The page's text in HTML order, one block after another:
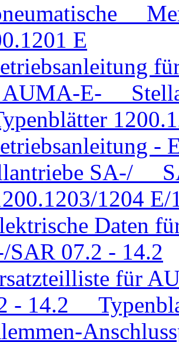
E
E-
SA-/
1204 E/
Daten
SAR 07.2 - 14.2
für
- 14.2